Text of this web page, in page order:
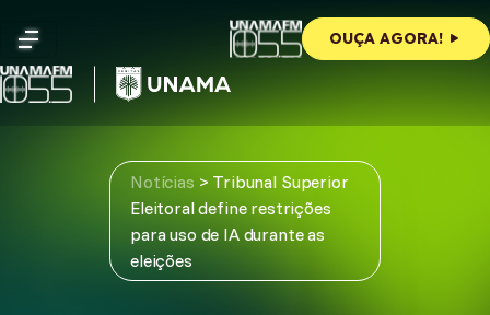
content
OUÇA AGORA!
Notícias > Tribunal Superior
Eleitoral define restrições
para uso de IA durante as
eleições